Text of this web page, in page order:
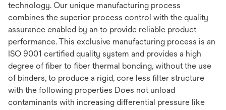
technology. Our unique manufacturing process
combines the superior process control with the quality
assurance enabled by an to provide reliable product
performance. This exclusive manufacturing process is an
ISO 9001 certified quality system and provides a high
degree of fiber to fiber thermal bonding, without the use
of binders, to produce a rigid, core less filter structure
with the following properties Does not unload
contaminants with increasing differential pressure like